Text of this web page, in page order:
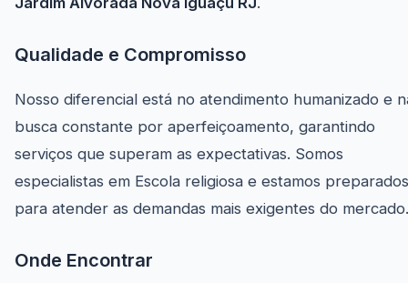
Qualidade e Compromisso
Nosso diferencial está no atendimento humanizado e
busca constante por aperfeiçoamento, garantindo
serviços que superam as expectativas. Somos
especialistas em Escola religiosa e estamos preparados
para atender as demandas mais exigentes do mercado.
Onde Encontrar